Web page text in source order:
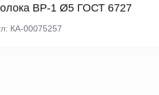
ВР-1 Ø5 ГОСТ 6727
КА-00075257